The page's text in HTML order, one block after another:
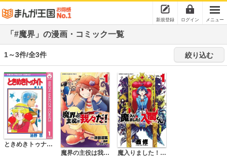
新規登録 ログイン メニュー
「#魔界」の漫画・コミック一覧
1～3件/全3件 絞り込む
ときめきトゥナイト
魔界の主役は我々だ！
魔入りました！入間くん